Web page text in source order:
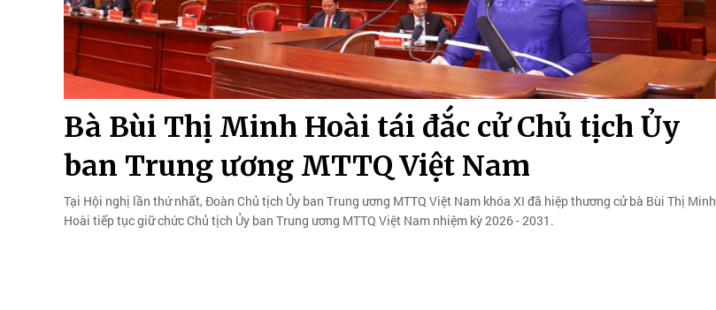
Bà Bùi Thị Minh Hoài tái đắc cử Chủ tịch Ủy
ban Trung ương MTTQ Việt Nam
Tại Hội nghị lần thứ nhất, Đoàn Chủ tịch Ủy ban Trung ương MTTQ Việt Nam khóa XI đã hiệp thương cử bà Bùi Thị Minh
Hoài tiếp tục giữ chức Chủ tịch Ủy ban Trung ương MTTQ Việt Nam nhiệm kỳ 2026 - 2031.